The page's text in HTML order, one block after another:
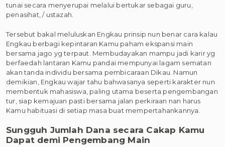
tunai secara menyerupai melalui bertukar sebagai guru,
penasihat, / ustazah.
Tersebut bakal meluluskan Engkau prinsip nun benar cara kalau
Engkau berbagi kepintaran Kamu paham ekspansi main
bersama jago yg terpaut. Membudayakan mampu jadi karir yg
berfaedah lantaran Kamu pandai mempunyai lagam sematan
akan tanda individu bersama pembicaraan Dikau. Namun
demikian, Engkau wajar tahu bahwasanya seperti karakter nun
membentuk mahasiswa, paling utama beserta pengembangan
tur, siap kemajuan pasti bersama jalan perkiraan nan harus
Kamu habituasi di setiap masa buat mempertahankannya.
Sungguh Jumlah Dana secara Cakap Kamu
Dapat demi Pengembang Main